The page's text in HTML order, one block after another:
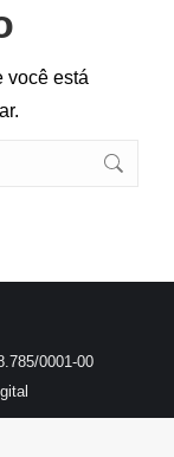
você está
0001-00